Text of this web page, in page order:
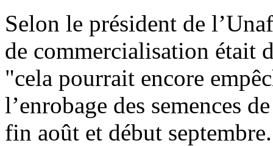
Selon le président de
de commercialisation était
"cela pourrait encore
l’enrobage des semences
fin août et début